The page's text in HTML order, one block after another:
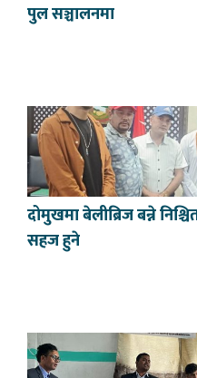
पुल सञ्चालनमा
दोमुखमा बेलीब्रिज बन्ने
सहज हुने